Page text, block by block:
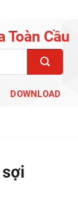
Toàn Cầu
DOWNLOAD